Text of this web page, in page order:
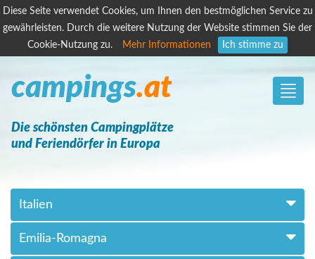
Diese Seite verwendet Cookies, um Ihnen den bestmöglichen Service zu
gewährleisten. Durch die weitere Nutzung der Website stimmen Sie der
Cookie-Nutzung zu.
Mehr Informationen Ich stimme zu
Toggle
campings.at
Die schönsten Campingplätze
und Feriendörfer in Europa
Italien
Emilia-Romagna